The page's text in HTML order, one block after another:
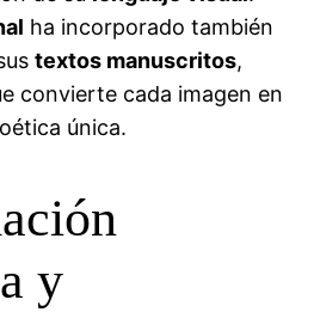
ha incorporado también
textos manuscritos,
convierte cada imagen en
única.
y